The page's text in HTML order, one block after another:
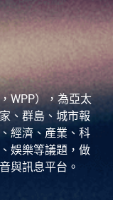
WPP），為亞太
、群島、城市報
經濟、產業、科
娛樂等議題，做
與訊息平台。